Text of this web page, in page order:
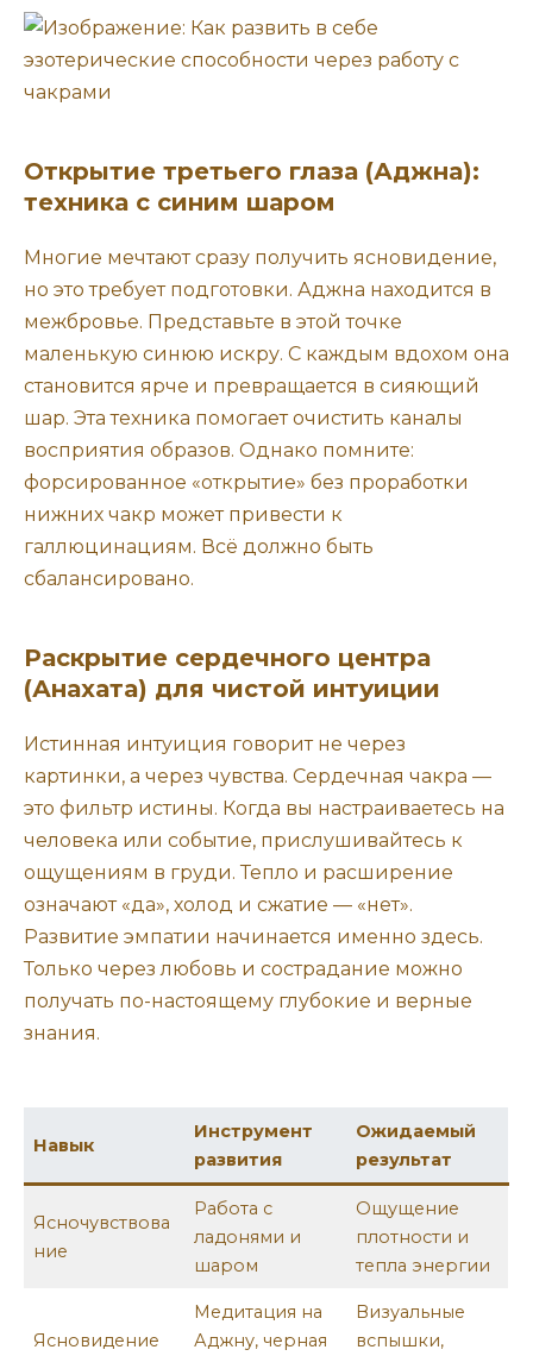
Открытие третьего глаза (Аджна):
техника с синим шаром
Многие мечтают сразу получить ясновидение,
но это требует подготовки. Аджна находится в
межбровье. Представьте в этой точке
маленькую синюю искру. С каждым вдохом она
становится ярче и превращается в сияющий
шар. Эта техника помогает очистить каналы
восприятия образов. Однако помните:
форсированное «открытие» без проработки
нижних чакр может привести к
галлюцинациям. Всё должно быть
сбалансировано.
Раскрытие сердечного центра
(Анахата) для чистой интуиции
Истинная интуиция говорит не через
картинки, а через чувства. Сердечная чакра —
это фильтр истины. Когда вы настраиваетесь на
человека или событие, прислушивайтесь к
ощущениям в груди. Тепло и расширение
означают «да», холод и сжатие — «нет».
Развитие эмпатии начинается именно здесь.
Только через любовь и сострадание можно
получать по-настоящему глубокие и верные
знания.
Навык
Инструмент
развития
Ожидаемый
результат
Ясночувствова
ние
Работа с
ладонями и
шаром
Ощущение
плотности и
тепла энергии
Ясновидение
Медитация на
Аджну, черная
Визуальные
вспышки,